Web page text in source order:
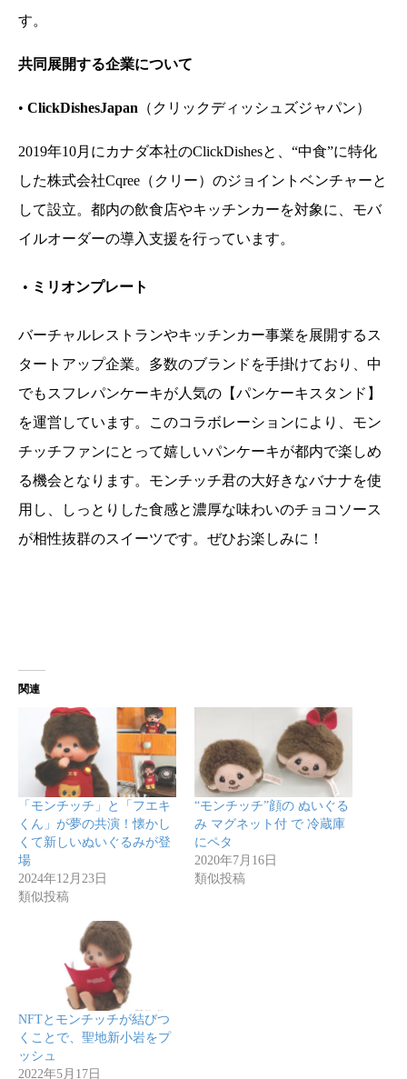
す。
共同展開する企業について
• ClickDishesJapan （クリックディッシュズジャパン）
2019年10月にカナダ本社のClickDishesと、“中食”に特化
した株式会社Cqree（クリー）のジョイントベンチャーと
して設立。都内の飲食店やキッチンカーを対象に、モバ
イルオーダーの導入支援を行っています。
• ミリオンプレート
バーチャルレストランやキッチンカー事業を展開するス
タートアップ企業。多数のブランドを手掛けており、中
でもスフレパンケーキが人気の【パンケーキスタンド】
を運営しています。このコラボレーションにより、モン
チッチファンにとって嬉しいパンケーキが都内で楽しめ
る機会となります。モンチッチ君の大好きなバナナを使
用し、しっとりした食感と濃厚な味わいのチョコソース
が相性抜群のスイーツです。ぜひお楽しみに！
関連
「モンチッチ」と「フエキ
くん」が夢の共演！懐かし
くて新しいぬいぐるみが登
場
2024年12月23日
類似投稿
“モンチッチ”顔の ぬいぐる
み マグネット付 で 冷蔵庫
にペタ
2020年7月16日
類似投稿
NFTとモンチッチが結びつ
くことで、聖地新小岩をプ
ッシュ
2022年5月17日